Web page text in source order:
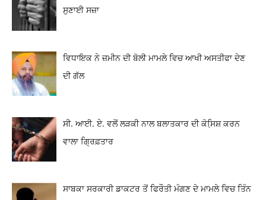
ਸੁਣਾਈ ਸਜ਼ਾ
ਵਿਧਾਇਕ ਨੇ ਜ਼ਮੀਨ ਦੀ ਬੋਲੀ ਮਾਮਲੇ ਵਿਚ ਆਖੀ ਅਸਤੀਫਾ ਦੇਣ
ਦੀ ਗੱਲ
ਸੀ. ਆਈ. ਏ. ਵਲੋਂ ਲੜਕੀ ਨਾਲ ਬਲਾਤਕਾਰ ਦੀ ਕੋਸਿ਼ਸ਼ ਕਰਨ
ਵਾਲਾ ਗ੍ਰਿਫ਼ਤਾਰ
ਸਾਬਕਾ ਸਰਕਾਰੀ ਡਾਕਟਰ ਤੋਂ ਫਿਰੌਤੀ ਮੰਗਣ ਦੇ ਮਾਮਲੇ ਵਿਚ ਤਿੰਨ